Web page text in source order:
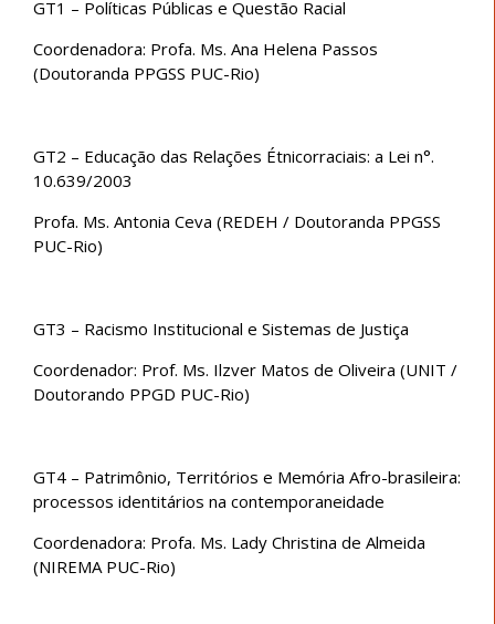
GT1 – Políticas Públicas e Questão Racial
Coordenadora: Profa. Ms. Ana Helena Passos
(Doutoranda PPGSS PUC-Rio)
GT2 – Educação das Relações Étnicorraciais: a Lei n°.
10.639/2003
Profa. Ms. Antonia Ceva (REDEH / Doutoranda PPGSS
PUC-Rio)
GT3 – Racismo Institucional e Sistemas de Justiça
Coordenador: Prof. Ms. Ilzver Matos de Oliveira (UNIT /
Doutorando PPGD PUC-Rio)
GT4 – Patrimônio, Territórios e Memória Afro-brasileira:
processos identitários na contemporaneidade
Coordenadora: Profa. Ms. Lady Christina de Almeida
(NIREMA PUC-Rio)